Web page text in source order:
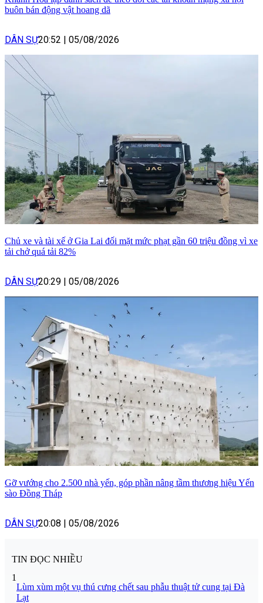
buôn bán động vật hoang dã
DÂN SỰ20:52 05/08/2026
Chủ xe và tài xế ở Gia Lai đối mặt mức phạt gần 60 triệu đồng vì xe
tải chở quá tải 82%
DÂN SỰ20:29 05/08/2026
Gỡ vướng cho 2.500 nhà yến, góp phần nâng tầm thương hiệu Yến
sào Đồng Tháp
DÂN SỰ20:08 05/08/2026
TIN ĐỌC NHIỀU
1
Lùm xùm một vụ thú cưng chết sau phẫu thuật tử cung tại Đà
Lạt